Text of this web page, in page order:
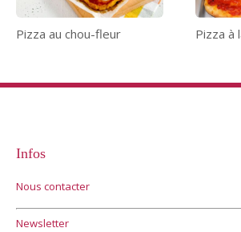
Pizza au chou-fleur
Infos
Nous contacter
Newsletter